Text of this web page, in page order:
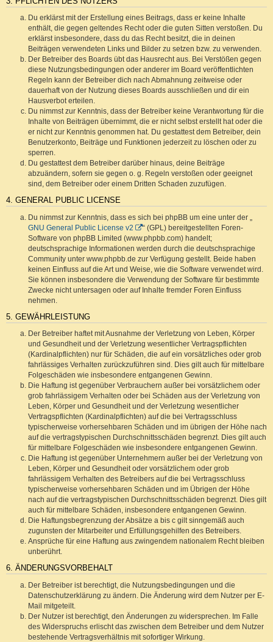
Du erklärst mit der Erstellung eines Beitrags, dass er keine Inhalte
enthält, die gegen geltendes Recht oder die guten Sitten verstoßen. Du
erklärst insbesondere, dass du das Recht besitzt, die in deinen
Beiträgen verwendeten Links und Bilder zu setzen bzw. zu verwenden.
Der Betreiber des Boards übt das Hausrecht aus. Bei Verstößen gegen
diese Nutzungsbedingungen oder anderer im Board veröffentlichten
Regeln kann der Betreiber dich nach Abmahnung zeitweise oder
dauerhaft von der Nutzung dieses Boards ausschließen und dir ein
Hausverbot erteilen.
Du nimmst zur Kenntnis, dass der Betreiber keine Verantwortung für die
Inhalte von Beiträgen übernimmt, die er nicht selbst erstellt hat oder die
er nicht zur Kenntnis genommen hat. Du gestattest dem Betreiber, dein
Benutzerkonto, Beiträge und Funktionen jederzeit zu löschen oder zu
sperren.
Du gestattest dem Betreiber darüber hinaus, deine Beiträge
abzuändern, sofern sie gegen o. g. Regeln verstoßen oder geeignet
sind, dem Betreiber oder einem Dritten Schaden zuzufügen.
4. GENERAL PUBLIC LICENSE
Du nimmst zur Kenntnis, dass es sich bei phpBB um eine unter der „
GNU General Public License v2
“ (GPL) bereitgestellten Foren-
Software von phpBB Limited (www.phpbb.com) handelt;
deutschsprachige Informationen werden durch die deutschsprachige
Community unter www.phpbb.de zur Verfügung gestellt. Beide haben
keinen Einfluss auf die Art und Weise, wie die Software verwendet wird.
Sie können insbesondere die Verwendung der Software für bestimmte
Zwecke nicht untersagen oder auf Inhalte fremder Foren Einfluss
nehmen.
5. GEWÄHRLEISTUNG
Der Betreiber haftet mit Ausnahme der Verletzung von Leben, Körper
und Gesundheit und der Verletzung wesentlicher Vertragspflichten
(Kardinalpflichten) nur für Schäden, die auf ein vorsätzliches oder grob
fahrlässiges Verhalten zurückzuführen sind. Dies gilt auch für mittelbare
Folgeschäden wie insbesondere entgangenen Gewinn.
Die Haftung ist gegenüber Verbrauchern außer bei vorsätzlichem oder
grob fahrlässigem Verhalten oder bei Schäden aus der Verletzung von
Leben, Körper und Gesundheit und der Verletzung wesentlicher
Vertragspflichten (Kardinalpflichten) auf die bei Vertragsschluss
typischerweise vorhersehbaren Schäden und im übrigen der Höhe nach
auf die vertragstypischen Durchschnittsschäden begrenzt. Dies gilt auch
für mittelbare Folgeschäden wie insbesondere entgangenen Gewinn.
Die Haftung ist gegenüber Unternehmern außer bei der Verletzung von
Leben, Körper und Gesundheit oder vorsätzlichem oder grob
fahrlässigem Verhalten des Betreibers auf die bei Vertragsschluss
typischerweise vorhersehbaren Schäden und im Übrigen der Höhe
nach auf die vertragstypischen Durchschnittsschäden begrenzt. Dies gilt
auch für mittelbare Schäden, insbesondere entgangenen Gewinn.
Die Haftungsbegrenzung der Absätze a bis c gilt sinngemäß auch
zugunsten der Mitarbeiter und Erfüllungsgehilfen des Betreibers.
Ansprüche für eine Haftung aus zwingendem nationalem Recht bleiben
unberührt.
6. ÄNDERUNGSVORBEHALT
Der Betreiber ist berechtigt, die Nutzungsbedingungen und die
Datenschutzerklärung zu ändern. Die Änderung wird dem Nutzer per E-
Mail mitgeteilt.
Der Nutzer ist berechtigt, den Änderungen zu widersprechen. Im Falle
des Widerspruchs erlischt das zwischen dem Betreiber und dem Nutzer
bestehende Vertragsverhältnis mit sofortiger Wirkung.